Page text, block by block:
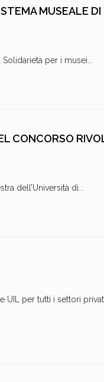
MUSEALE DI
per i musei...
CONCORSO
dell’Università di...
per tutti i settori